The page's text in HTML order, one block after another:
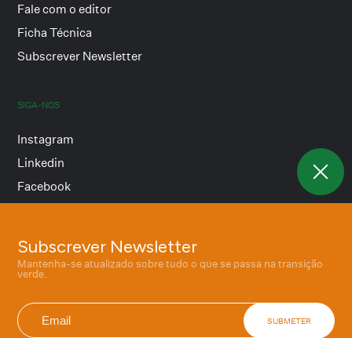
Subscrever Newsletter
Mantenha-se atualizado sobre tudo o que se passa na transição
verde.
SUBMETER
Fale com o editor
Ficha Técnica
Subscrever Newsletter
SIGA-NOS
Instagram
Linkedin
Facebook
Termos e condições
Política de privacidade